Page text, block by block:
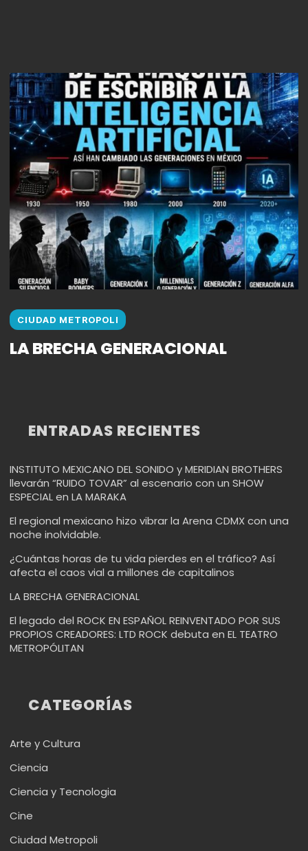
CIUDAD METROPOLI
LA BRECHA GENERACIONAL
ENTRADAS RECIENTES
INSTITUTO MEXICANO DEL SONIDO y MERIDIAN BROTHERS
llevarán “RUIDO TOVAR” al escenario con un SHOW
ESPECIAL en LA MARAKA
El regional mexicano hizo vibrar la Arena CDMX con una
noche inolvidable.
¿Cuántas horas de tu vida pierdes en el tráfico? Así
afecta el caos vial a millones de capitalinos
LA BRECHA GENERACIONAL
El legado del ROCK EN ESPAÑOL REINVENTADO POR SUS
PROPIOS CREADORES: LTD ROCK debuta en EL TEATRO
METROPÓLITAN
CATEGORÍAS
Arte y Cultura
Ciencia
Ciencia y Tecnologia
Cine
Ciudad Metropoli